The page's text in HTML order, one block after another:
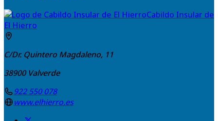
Cabildo Insular de
El Hierro
C/Dr. Quintero Magdaleno, 11
38900 Valverde
922 550 078
www.elhierro.es